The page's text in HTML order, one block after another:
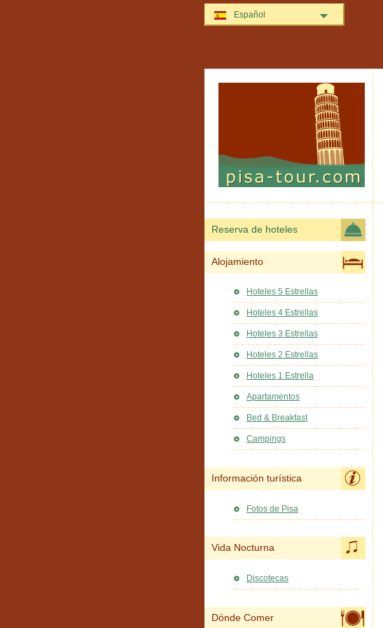
Reserva de hoteles
Alojamiento
Hoteles 5 Estrellas
Hoteles 4 Estrellas
Hoteles 3 Estrellas
Hoteles 2 Estrellas
Hoteles 1 Estrella
Apartamentos
Bed & Breakfast
Campings
Información turística
Fotos de Pisa
Vida Nocturna
Discotecas
Dónde Comer
Español